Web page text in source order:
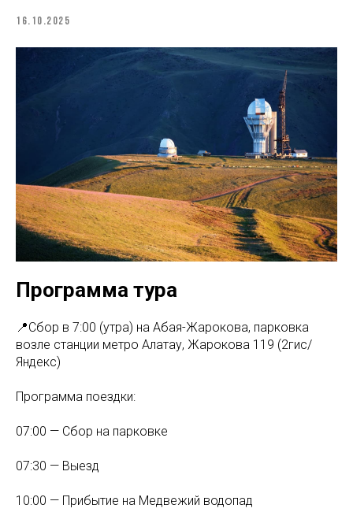
16.10.2025
Программа тура
📍Сбор в 7:00 (утра) на Абая-Жарокова, парковка
возле станции метро Алатау, Жарокова 119 (2гис/
Яндекс)
Программа поездки:
07:00 — Сбор на парковке
07:30 — Выезд
10:00 — Прибытие на Медвежий водопад